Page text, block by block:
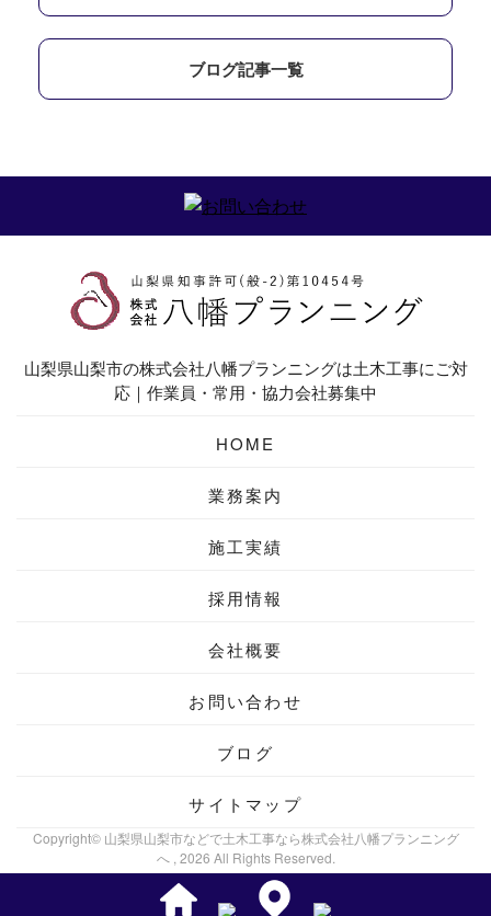
ブログ記事一覧
山梨県山梨市の株式会社八幡プランニングは土木工事にご対
応｜作業員・常用・協力会社募集中
HOME
業務案内
施工実績
採用情報
会社概要
お問い合わせ
ブログ
サイトマップ
Copyright© 山梨県山梨市などで土木工事なら株式会社八幡プランニング
へ , 2026 All Rights Reserved.